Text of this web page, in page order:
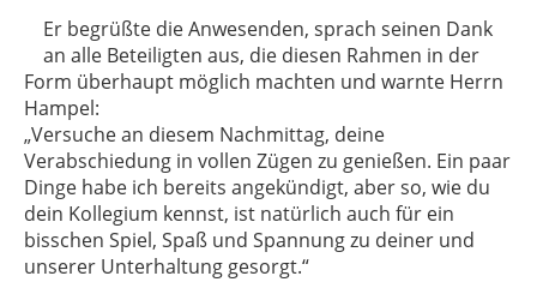
Er begrüßte die Anwesenden, sprach seinen Dank
an alle Beteiligten aus, die diesen Rahmen in der
Form überhaupt möglich machten und warnte Herrn
Hampel:
„Versuche an diesem Nachmittag, deine
Verabschiedung in vollen Zügen zu genießen. Ein paar
Dinge habe ich bereits angekündigt, aber so, wie du
dein Kollegium kennst, ist natürlich auch für ein
bisschen Spiel, Spaß und Spannung zu deiner und
unserer Unterhaltung gesorgt.“